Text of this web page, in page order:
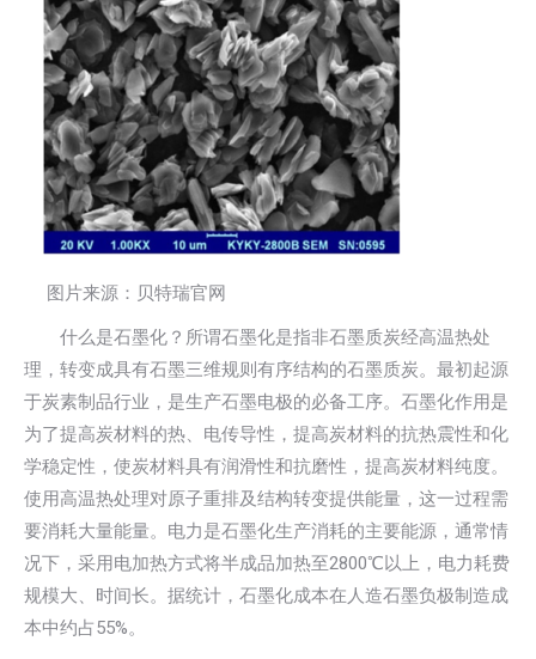
图片来源：贝特瑞官网
什么是石墨化？所谓石墨化是指非石墨质炭经高温热处
理，转变成具有石墨三维规则有序结构的石墨质炭。最初起源
于炭素制品行业，是生产石墨电极的必备工序。石墨化作用是
为了提高炭材料的热、电传导性，提高炭材料的抗热震性和化
学稳定性，使炭材料具有润滑性和抗磨性，提高炭材料纯度。
使用高温热处理对原子重排及结构转变提供能量，这一过程需
要消耗大量能量。电力是石墨化生产消耗的主要能源，通常情
况下，采用电加热方式将半成品加热至2800℃以上，电力耗费
规模大、时间长。据统计，石墨化成本在人造石墨负极制造成
本中约占55%。